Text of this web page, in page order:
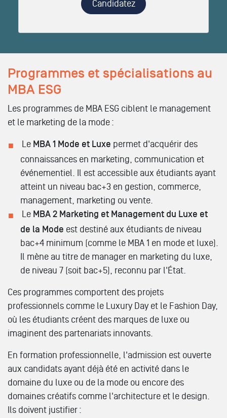
Candidatez
Programmes et spécialisations au
MBA ESG
Les programmes de MBA ESG ciblent le management
et le marketing de la mode :
Le MBA 1 Mode et Luxe permet d'acquérir des
connaissances en marketing, communication et
événementiel. Il est accessible aux étudiants ayant
atteint un niveau bac+3 en gestion, commerce,
management, marketing ou vente.
Le MBA 2 Marketing et Management du Luxe et
de la Mode est destiné aux étudiants de niveau
bac+4 minimum (comme le MBA 1 en mode et luxe).
Il mène au titre de manager en marketing du luxe,
de niveau 7 (soit bac+5), reconnu par l'État.
Ces programmes comportent des projets
professionnels comme le Luxury Day et le Fashion Day,
où les étudiants créent des marques de luxe ou
imaginent des partenariats innovants.
En formation professionnelle, l'admission est ouverte
aux candidats ayant déjà été en activité dans le
domaine du luxe ou de la mode ou encore des
domaines créatifs comme l'architecture et le design.
Ils doivent justifier :